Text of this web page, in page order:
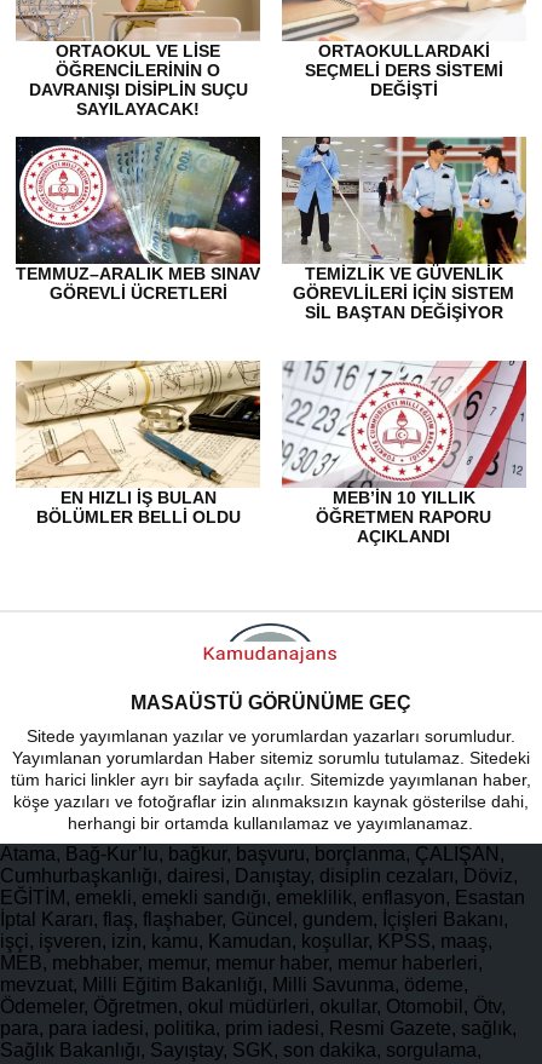
ORTAOKUL VE LISE
ÖĞRENCILERININ O
DAVRANIŞI DISIPLIN SUÇU
SAYILAYACAK!
ORTAOKULLARDAKI
SEÇMELI DERS SISTEMI
DEĞIŞTI
TEMMUZ–ARALIK MEB SINAV
GÖREVLI ÜCRETLERI
TEMIZLIK VE GÜVENLIK
GÖREVLILERI İÇIN SISTEM
SIL BAŞTAN DEĞIŞIYOR
EN HIZLI IŞ BULAN
BÖLÜMLER BELLI OLDU
MEB’IN 10 YILLIK
ÖĞRETMEN RAPORU
AÇIKLANDI
MASAÜSTÜ GÖRÜNÜME GEÇ
Sitede yayımlanan yazılar ve yorumlardan yazarları sorumludur.
Yayımlanan yorumlardan Haber sitemiz sorumlu tutulamaz. Sitedeki
tüm harici linkler ayrı bir sayfada açılır. Sitemizde yayımlanan haber,
köşe yazıları ve fotoğraflar izin alınmaksızın kaynak gösterilse dahi,
herhangi bir ortamda kullanılamaz ve yayımlanamaz.
Atama, Bağ-Kur’lu, bağkur, başvuru, borçlanma, ÇALIŞAN,
Cumhurbaşkanlığı, dairesi, Danıştay, disiplin cezaları, Döviz,
EĞİTİM, emekli, emekli sandığı, emeklilik, enflasyon, Esastan
İptal Kararı, flaş, flaşhaber, Güncel, gundem, İçişleri Bakanı,
işçi, işveren, izin, kamu, Kamudan, koşullar, KPSS, maaş,
MEB, mebhaber, memur, memur haber, memur haberleri,
mevzuat, Milli Eğitim Bakanlığı, Milli Savunma, ödeme,
Ödemeler, Öğretmen, okul müdürleri, okullar, Otomobil, Ötv,
para, para iadesi, politika, prim iadesi, Resmi Gazete, sağlık,
Sağlık Bakanlığı, Sayıştay, SGK, son dakika, sorgulama,